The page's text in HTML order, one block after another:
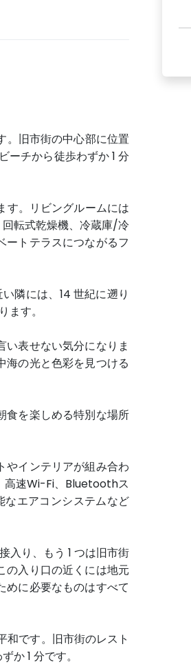
。旧市街の中心部に位置
ーチから徒歩わずか 1 分
す。リビングルームには
転式乾燥機、冷蔵庫/冷
ートテラスにつながるフ
隣には、14 世紀に遡り
す。
表せない気分になりま
海の光と色彩を見つける
食を楽しめる特別な場所
やインテリアが組み合わ
高速Wi-Fi、Bluetoothス
エアコンシステムなど
入り、もう 1 つは旧市街
の入り口の近くには地元
めに必要なものはすべて
和です。旧市街のレスト
か 1 分です。